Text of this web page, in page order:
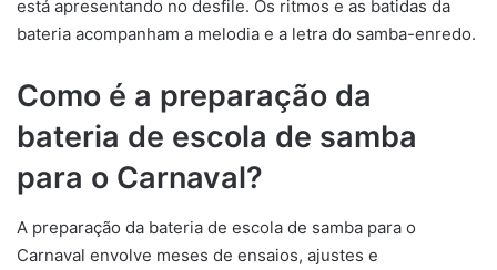
está apresentando no desfile. Os ritmos e as batidas da
bateria acompanham a melodia e a letra do samba-enredo.
Como é a preparação da
bateria de escola de samba
para o Carnaval?
A preparação da bateria de escola de samba para o
Carnaval envolve meses de ensaios, ajustes e